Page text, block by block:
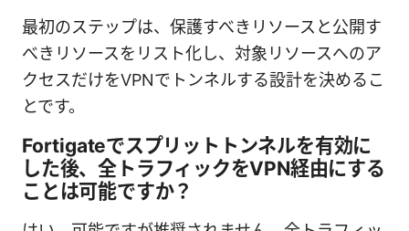
最初のステップは、保護すべきリソースと公開す
べきリソースをリスト化し、対象リソースへのア
クセスだけをVPNでトンネルする設計を決めるこ
とです。
Fortigateでスプリットトンネルを有効に
した後、全トラフィックをVPN経由にする
ことは可能ですか？